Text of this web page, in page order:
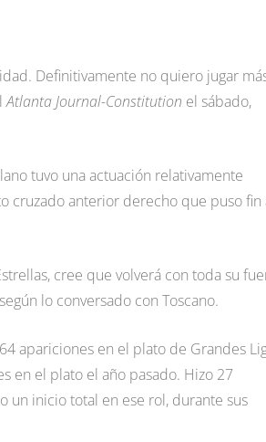
Definitivamente no quiero jugar
Atlanta Journal-Constitution el sábado,
tuvo una actuación relativamente
cruzado anterior derecho que puso fin
cree que volverá con toda su
lo conversado con Toscano.
apariciones en el plato de Grandes
en el plato el año pasado. Hizo 27
un inicio total en ese rol, durante sus